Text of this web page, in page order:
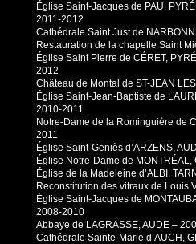
Église Saint-Jacques de PAU,
2011-2012
Cathédrale Saint Just de
Restauration de la chapelle Saint
Église Saint Pierre de CÉRET,
2012
Château de Montal de ST-JEAN
Église Saint-Jean-Baptiste de
2010-2011
Notre-Dame de la Rominguière de
2011
Église Saint-Geniès d’ARZENS,
Église Notre-Dame de MONTRÉAL,
Église de la Madeleine d’ALBI,
Reconstitution des vitraux de Louis
Église Saint-Jacques de
2008-2010
Abbaye de LAGRASSE, AUDE –
Cathédrale Sainte-Marie d’AUCH,